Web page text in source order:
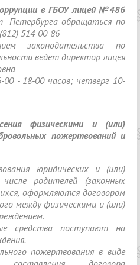
в ГБОУ лицей №486
Петербурга обращаться по
514-00-86
законодательства по
ведет директор лицея
- 18-00 часов; четверг 10-
физическими и (или)
пожертвований и
юридических и (или)
родителей (законных
оформляются договором
между физическими и (или)
средства поступают на
пожертвования в виде